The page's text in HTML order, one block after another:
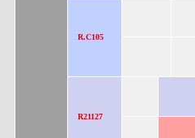
R.C105
R21127